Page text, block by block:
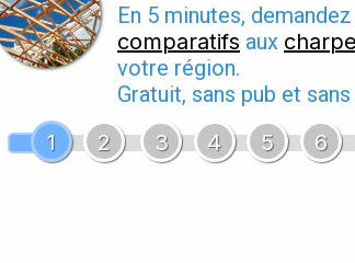
En 5 minutes, demandez
comparatifs aux
votre région.
Gratuit, sans pub et
1
2 3 4 5 6